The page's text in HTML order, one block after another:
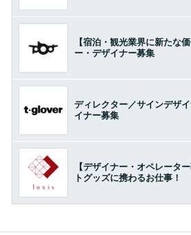
【宿泊・観光業界に新たな
ー・デザイナー募集
ディレクター／サインデザ
イナー募集
【デザイナー・オペレータ
トグッズに携わるお仕事！